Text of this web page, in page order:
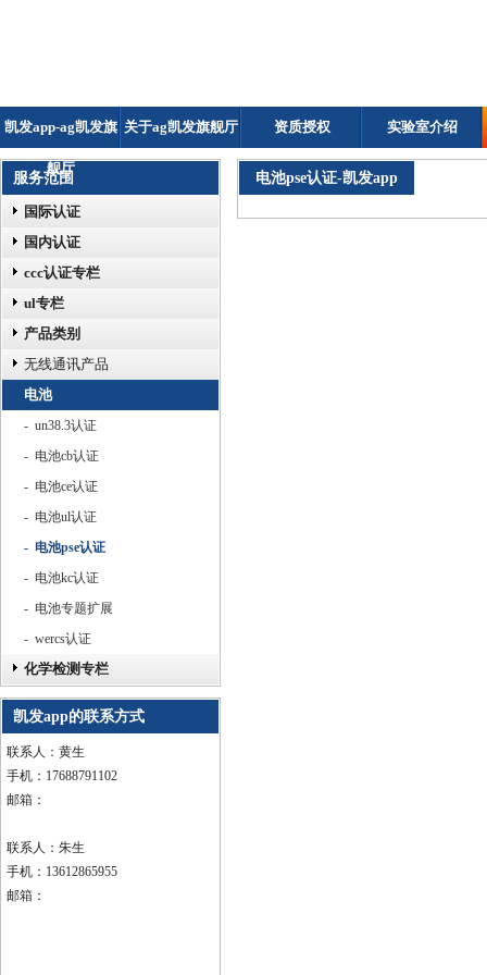
凯发app-ag凯发旗
舰厅
关于ag凯发旗舰厅 资质授权 实验室介绍
服务范围
国际认证
国内认证
ccc认证专栏
ul专栏
产品类别
无线通讯产品
电池
- un38.3认证
- 电池cb认证
- 电池ce认证
- 电池ul认证
- 电池pse认证
- 电池kc认证
- 电池专题扩展
- wercs认证
化学检测专栏
凯发app的联系方式
联系人：黄生
手机：17688791102
邮箱：
联系人：朱生
手机：13612865955
邮箱：
电池pse认证-凯发app